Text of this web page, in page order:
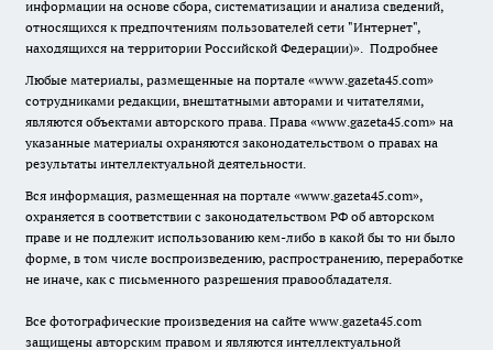
информации на основе сбора, систематизации и анализа сведений,
относящихся к предпочтениям пользователей сети "Интернет",
находящихся на территории Российской Федерации)». Подробнее
Любые материалы, размещенные на портале «www.gazeta45.com»
сотрудниками редакции, внештатными авторами и читателями,
являются объектами авторского права. Права «www.gazeta45.com» на
указанные материалы охраняются законодательством о правах на
результаты интеллектуальной деятельности.
Вся информация, размещенная на портале «www.gazeta45.com»,
охраняется в соответствии с законодательством РФ об авторском
праве и не подлежит использованию кем-либо в какой бы то ни было
форме, в том числе воспроизведению, распространению, переработке
не иначе, как с письменного разрешения правообладателя.
Все фотографические произведения на сайте www.gazeta45.com
защищены авторским правом и являются интеллектуальной